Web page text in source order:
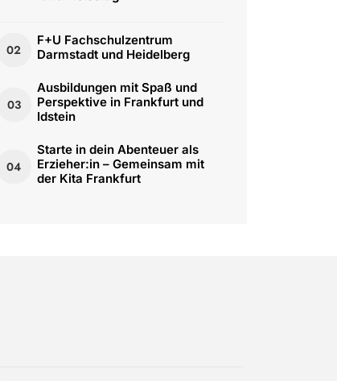
02
F+U Fachschulzentrum
Darmstadt und Heidelberg
03
Ausbildungen mit Spaß und
Perspektive in Frankfurt und
Idstein
04
Starte in dein Abenteuer als
Erzieher:in – Gemeinsam mit
der Kita Frankfurt